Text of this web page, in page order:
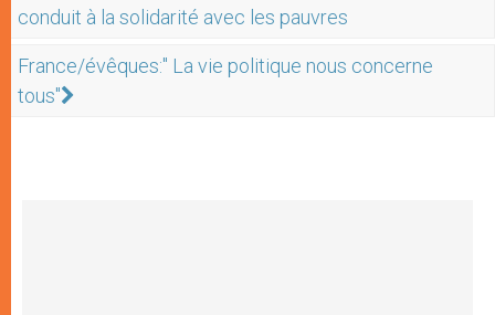
conduit à la solidarité avec les pauvres
France/évêques:" La vie politique nous concerne
tous"